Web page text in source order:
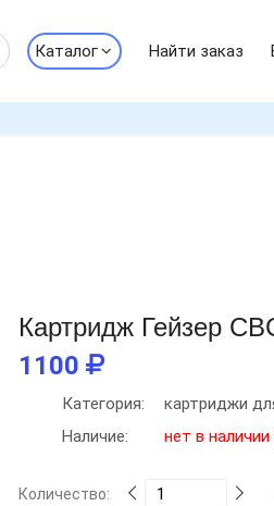
Каталог Найти заказ
Картридж Гейзер
1100
Категория:
картриджи
Наличие:
нет в наличии
Количество: